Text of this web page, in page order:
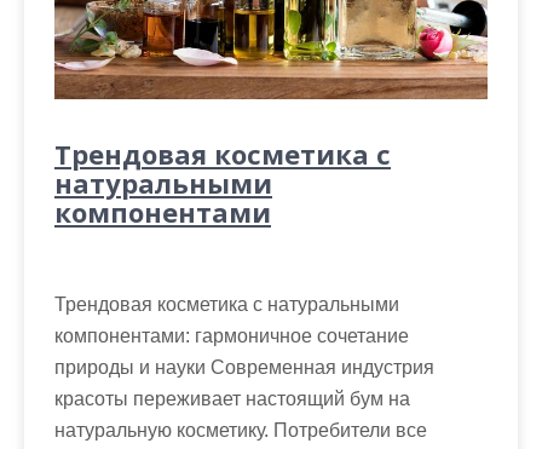
Трендовая косметика с
натуральными
компонентами
Трендовая косметика с натуральными
компонентами: гармоничное сочетание
природы и науки Современная индустрия
красоты переживает настоящий бум на
натуральную косметику. Потребители все